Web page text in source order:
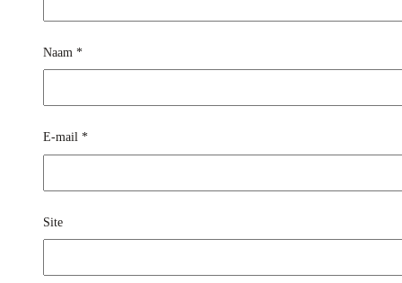
Naam *
E-mail *
Site